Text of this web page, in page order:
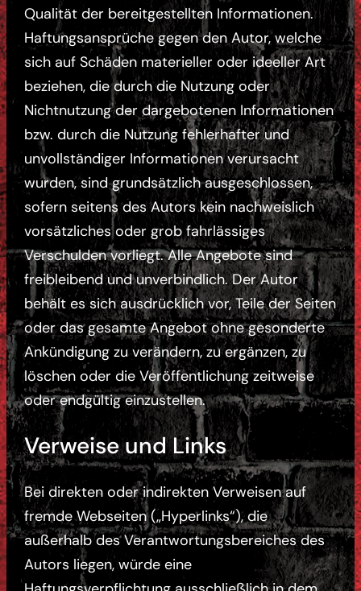
Qualität der bereitgestellten Informationen.
Haftungsansprüche gegen den Autor, welche
sich auf Schäden materieller oder ideeller Art
beziehen, die durch die Nutzung oder
Nichtnutzung der dargebotenen Informationen
bzw. durch die Nutzung fehlerhafter und
unvollständiger Informationen verursacht
wurden, sind grundsätzlich ausgeschlossen,
sofern seitens des Autors kein nachweislich
vorsätzliches oder grob fahrlässiges
Verschulden vorliegt. Alle Angebote sind
freibleibend und unverbindlich. Der Autor
behält es sich ausdrücklich vor, Teile der Seiten
oder das gesamte Angebot ohne gesonderte
Ankündigung zu verändern, zu ergänzen, zu
löschen oder die Veröffentlichung zeitweise
oder endgültig einzustellen.
Verweise und Links
Bei direkten oder indirekten Verweisen auf
fremde Webseiten („Hyperlinks“), die
außerhalb des Verantwortungsbereiches des
Autors liegen, würde eine